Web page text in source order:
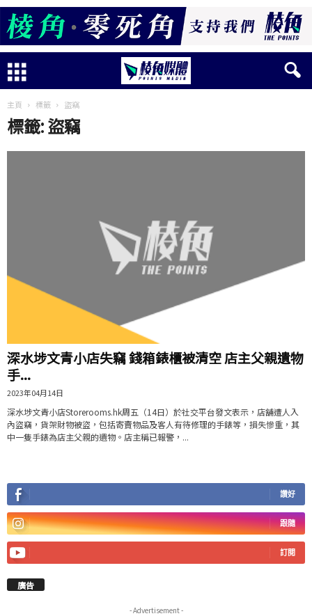
主頁 標籤 盜竊
標籤: 盜竊
深水埗文青小店失竊 錢箱錶櫃被清空 店主父親遺物
手...
2023年04月14日
深水埗文青小店Storerooms.hk周五（14日）於社交平台發文表示，店舖遭人入
內盜竊，貨架財物被盜，包括寄賣物品及客人有待修理的手錶等，損失慘重，其
中一隻手錶為店主父親的遺物。店主稱已報警，...
讚好
跟隨
訂閱
廣告
- Advertisement -